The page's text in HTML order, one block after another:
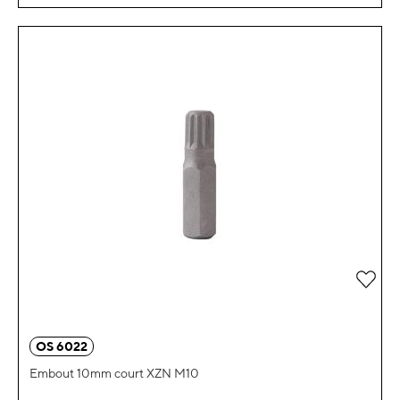
OS 6022
Embout 10mm court XZN M10